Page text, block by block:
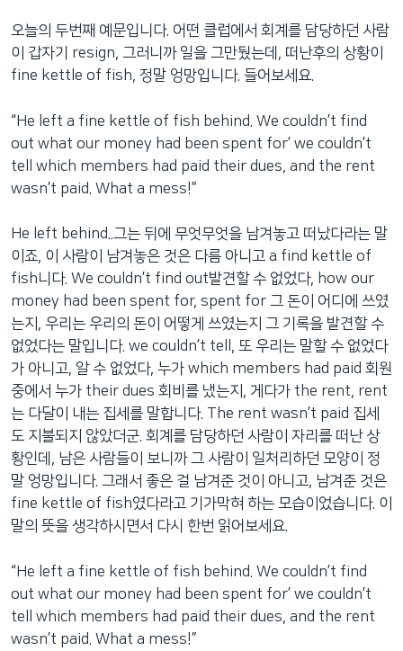
오늘의 두번째 예문입니다. 어떤 클럽에서 회계를 담당하던 사람
이 갑자기 resign, 그러니까 일을 그만뒀는데, 떠난후의 상황이
fine kettle of fish, 정말 엉망입니다. 들어보세요.
“He left a fine kettle of fish behind. We couldn’t find
out what our money had been spent for’ we couldn’t
tell which members had paid their dues, and the rent
wasn’t paid. What a mess!”
He left behind..그는 뒤에 무엇무엇을 남겨놓고 떠났다라는 말
이죠, 이 사람이 남겨놓은 것은 다름 아니고 a find kettle of
fish니다. We couldn’t find out발견할 수 없었다, how our
money had been spent for, spent for 그 돈이 어디에 쓰였
는지, 우리는 우리의 돈이 어떻게 쓰였는지 그 기록을 발견할 수
없었다는 말입니다. we couldn’t tell, 또 우리는 말할 수 없었다
가 아니고, 알 수 없었다, 누가 which members had paid 회원
중에서 누가 their dues 회비를 냈는지, 게다가 the rent, rent
는 다달이 내는 집세를 말합니다. The rent wasn’t paid 집세
도 지불되지 않았더군. 회계를 담당하던 사람이 자리를 떠난 상
황인데, 남은 사람들이 보니까 그 사람이 일처리하던 모양이 정
말 엉망입니다. 그래서 좋은 걸 남겨준 것이 아니고, 남겨준 것은
fine kettle of fish였다라고 기가막혀 하는 모습이었습니다. 이
말의 뜻을 생각하시면서 다시 한번 읽어보세요.
“He left a fine kettle of fish behind. We couldn’t find
out what our money had been spent for’ we couldn’t
tell which members had paid their dues, and the rent
wasn’t paid. What a mess!”